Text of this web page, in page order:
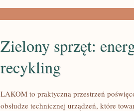
Zielony sprzęt:
recykling
LAKOM to praktyczna przestrzeń
obsłudze technicznej urządzeń, które